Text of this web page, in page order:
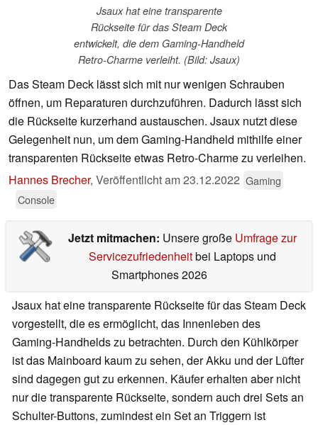
Jsaux hat eine transparente
Rückseite für das Steam Deck
entwickelt, die dem Gaming-Handheld
Retro-Charme verleiht. (Bild: Jsaux)
Das Steam Deck lässt sich mit nur wenigen Schrauben
öffnen, um Reparaturen durchzuführen. Dadurch lässt sich
die Rückseite kurzerhand austauschen. Jsaux nutzt diese
Gelegenheit nun, um dem Gaming-Handheld mithilfe einer
transparenten Rückseite etwas Retro-Charme zu verleihen.
Hannes Brecher, Veröffentlicht am23.12.2022 Gaming
Console
Jetzt mitmachen: Unsere große Umfrage zur
Servicezufriedenheitbei Laptops und
Smartphones 2026
Jsaux hat eine transparente Rückseite für das Steam Deck
vorgestellt, die es ermöglicht, das Innenleben des
Gaming-Handhelds zu betrachten. Durch den Kühlkörper
ist das Mainboard kaum zu sehen, der Akku und der Lüfter
sind dagegen gut zu erkennen. Käufer erhalten aber nicht
nur die transparente Rückseite, sondern auch drei Sets an
Schulter-Buttons, zumindest ein Set an Triggern ist